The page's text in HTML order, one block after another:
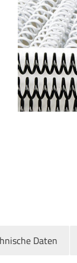
Daten